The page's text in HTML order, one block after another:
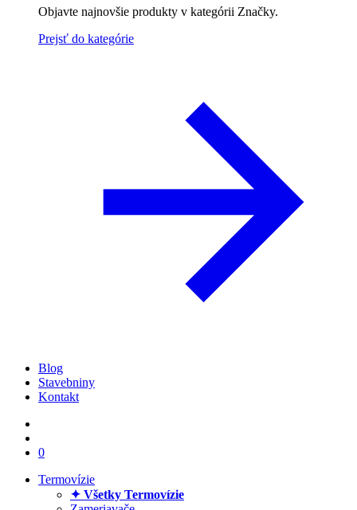
Objavte najnovšie produkty v kategórii Značky.
Prejsť do kategórie
Blog
Stavebniny
Kontakt
0
Termovízie
✦ Všetky Termovízie